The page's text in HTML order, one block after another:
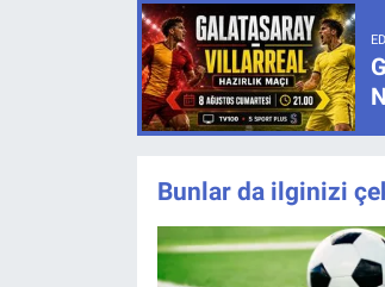
Bunlar da ilginizi